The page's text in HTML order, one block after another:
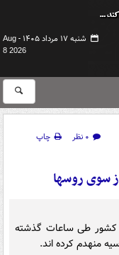
شنبه ۱۷ مرداد ۱۴۰۵ -
Aug
8 2026
۰ نظر
چاپ
کشور طی ساعات گذشته
منهدم کرده اند.